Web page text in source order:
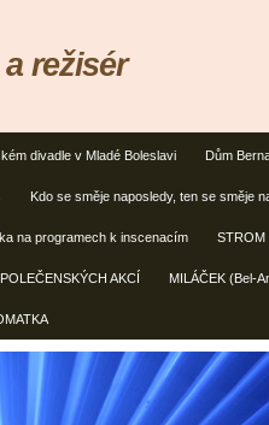
divadle v Mladé Boleslavi Dům
Kdo se směje naposledy, ten se směje
na programech k inscenacím STROM
AKCÍ MILÁČEK (Bel-
režisér